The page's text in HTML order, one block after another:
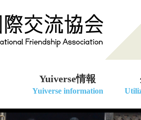
Yuiverse情報
Yuiverse information